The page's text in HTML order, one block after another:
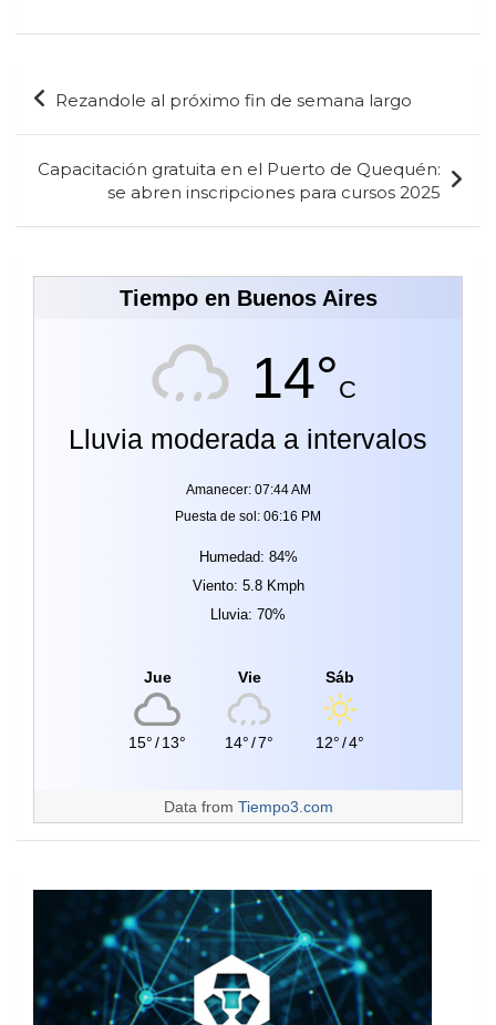
Navegación
Rezandole al próximo fin de semana largo
Capacitación gratuita en el Puerto de Quequén:
se abren inscripciones para cursos 2025
Tiempo en Buenos Aires
14°C
Lluvia moderada a intervalos
Amanecer: 07:44 AM
Puesta de sol: 06:16 PM
Humedad: 84%
Viento: 5.8 Kmph
Lluvia: 70%
Jue
15°/13°
Vie
14°/7°
Sáb
12°/4°
Data from Tiempo3.com